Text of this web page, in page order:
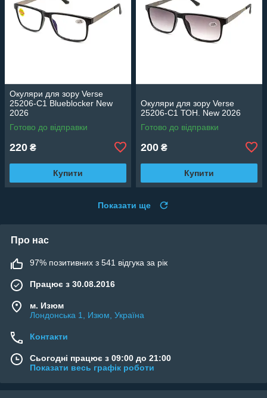
Окуляри для зору Verse
25206-C1 Blueblocker New
2026
Готово до відправки
220 ₴
Купити
Окуляри для зору Verse
25206-C1 ТОН. New 2026
Готово до відправки
200 ₴
Купити
Показати ще
Про нас
97% позитивних з 541 відгука за рік
Працює з 30.08.2016
м. Изюм
Лондонська 1, Изюм, Україна
Контакти
Сьогодні працює з 09:00 до 21:00
Показати весь графік роботи